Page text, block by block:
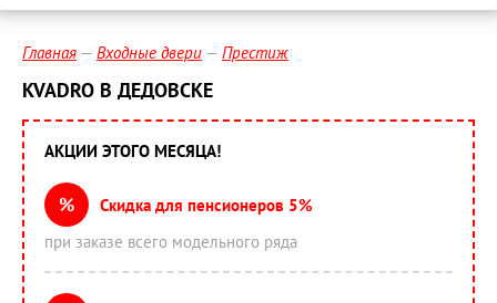
Главная Входные двери Престиж
KVADRO В ДЕДОВСКЕ
АКЦИИ ЭТОГО МЕСЯЦА!
%
Скидка для пенсионеров 5%
при заказе всего модельного ряда